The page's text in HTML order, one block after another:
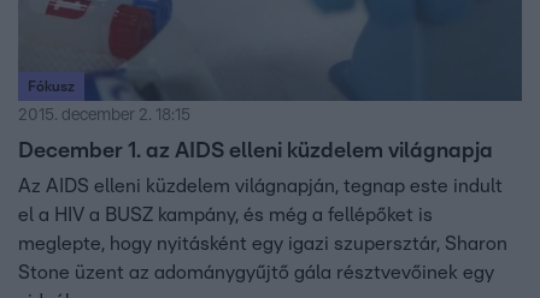
Fókusz
2015. december 2. 18:15
December 1. az AIDS elleni küzdelem világnapja
Az AIDS elleni küzdelem világnapján, tegnap este indult
el a HIV a BUSZ kampány, és még a fellépőket is
meglepte, hogy nyitásként egy igazi szupersztár, Sharon
Stone üzent az adománygyűjtő gála résztvevőinek egy